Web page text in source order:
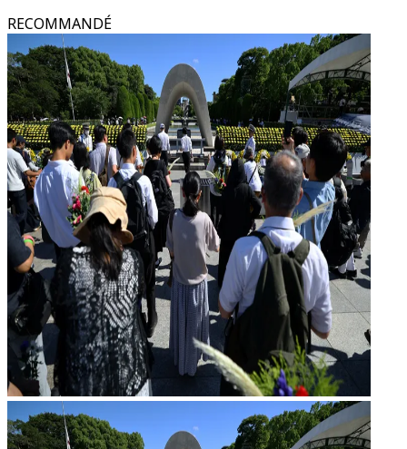
RECOMMANDÉ